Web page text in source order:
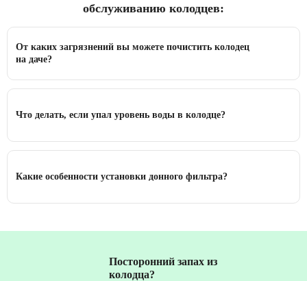
обслуживанию колодцев:
От каких загрязнений вы можете почистить колодец
на даче?
Что делать, если упал уровень воды в колодце?
Какие особенности установки донного фильтра?
Посторонний запах из
колодца?